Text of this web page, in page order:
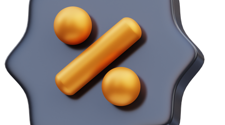
دستگاه های تولید سلولزی
خط تولید دستمال کاغذی
خط تولید دستمال دلسی
خط تولید نوار بهداشتی
خط تولید لیوان یکبار مصرف
خط تولید لیوان دوجداره
همه دستگاه های تولید سلولزی
دستگاه های تولید پلیمری
دستگاه های تولید پلیمری
خط تولید کیسه فریزر
خط تولید کیسه زباله
خط تولید نایلون دسته دار